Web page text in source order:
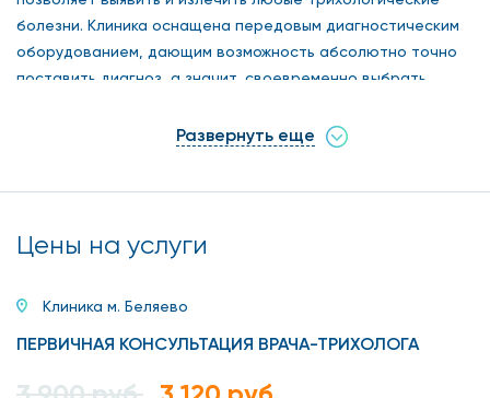
болезни. Клиника оснащена передовым диагностическим
оборудованием, дающим возможность абсолютно точно
поставить диагноз, а значит, своевременно выбрать
современные методы лечения согласно международным
проблемы.
широчайшему кругу пациентов.
Причины для обращения к
Развернуть еще
Цены на услуги
Клиника м. Беляево
ПЕРВИЧНАЯ КОНСУЛЬТАЦИЯ ВРАЧА-ТРИХОЛОГА